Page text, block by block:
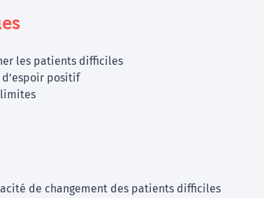
les patients difficiles
d’espoir positif
limites
de changement des patients difficiles